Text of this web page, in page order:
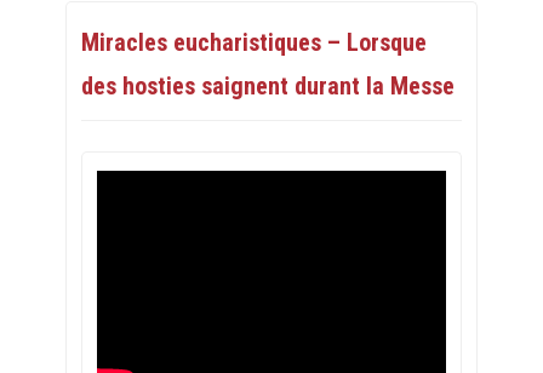
Miracles eucharistiques – Lorsque
des hosties saignent durant la Messe